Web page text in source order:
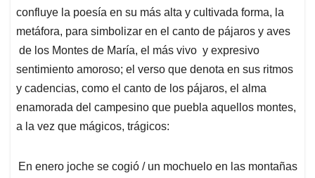
confluye la poesía en su más alta y cultivada forma, la
metáfora, para simbolizar en el canto de pájaros y aves
de los Montes de María, el más vivo y expresivo
sentimiento amoroso; el verso que denota en sus ritmos
y cadencias, como el canto de los pájaros, el alma
enamorada del campesino que puebla aquellos montes,
a la vez que mágicos, trágicos:
En enero joche se cogió / un mochuelo en las montañas